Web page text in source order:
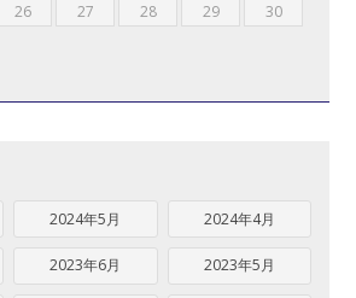
26 27 28 29
30
2024年5月 2024年4月
2023年6月 2023年5月